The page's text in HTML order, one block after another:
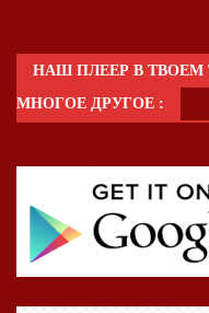
НАШ ПЛЕЕР В ТВОЕМ
МНОГОЕ ДРУГОЕ :